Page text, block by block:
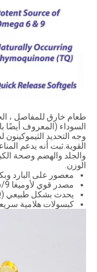
طعام خارق للمفاصل ،
السوداء (المعروف أيضًا
وجه التحديد
القوية.ثبت أنه يدعم
والجلد والهضم وصحة
الوزن.
معصور على البارد
مصدر قوي لأوميغا 6/9
يحدث بشكل طبيعي Thymoquinone (TQ)
كبسولات هلامية